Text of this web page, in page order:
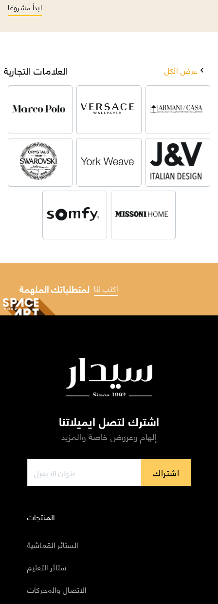
ابدأ مشروعًا
العلامات التجارية عرض الكل
لمتطلباتك الملهمة اكتب لنا
اشترك لتصل ايميلاتنا
إلهام وعروض خاصة والمزيد
اشتراك
المنتجات
الستائر القماشية
ستائر التعتيم
الاتصال والمحركات